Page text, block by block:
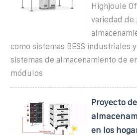
Highjoule
variedad de
como sistemas BESS industriales
sistemas de almacenamiento de
módulos
Proyecto
en los